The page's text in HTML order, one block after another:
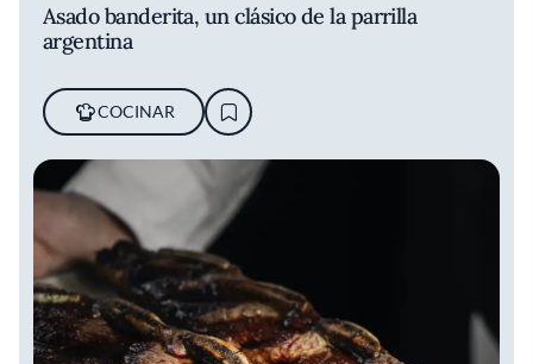
Asado banderita, un clásico de la parrilla
argentina
COCINAR